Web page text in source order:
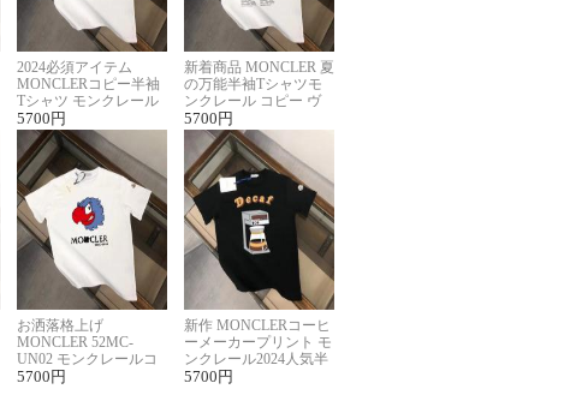
2024必須アイテム
MONCLERコピー半袖
Tシャツ モンクレール
夏らしいプリント
5700 円
新着商品 MONCLER 夏
の万能半袖Tシャツモ
ンクレール コピー ヴ
ィンテージ風
5700 円
お洒落格上げ
MONCLER 52MC-
UN02 モンクレールコ
ピー半袖Tシャツ ユニ
5700 円
新作 MONCLERコーヒ
ーメーカープリント モ
ンクレール2024人気半
袖Tシャツコピー
5700 円